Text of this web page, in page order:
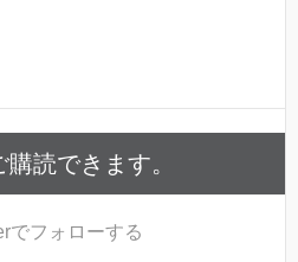
読できます。
でフォローする